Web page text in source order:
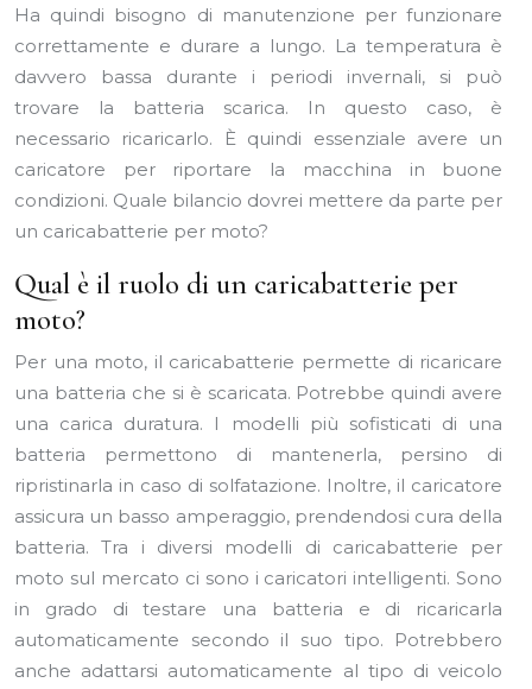
Ha quindi bisogno di manutenzione per funzionare
correttamente e durare a lungo. La temperatura è
davvero bassa durante i periodi invernali, si può
trovare la batteria scarica. In questo caso, è
necessario ricaricarlo. È quindi essenziale avere un
caricatore per riportare la macchina in buone
condizioni. Quale bilancio dovrei mettere da parte per
un caricabatterie per moto?
Qual è il ruolo di un caricabatterie per
moto?
Per una moto, il caricabatterie permette di ricaricare
una batteria che si è scaricata. Potrebbe quindi avere
una carica duratura. I modelli più sofisticati di una
batteria permettono di mantenerla, persino di
ripristinarla in caso di solfatazione. Inoltre, il caricatore
assicura un basso amperaggio, prendendosi cura della
batteria. Tra i diversi modelli di caricabatterie per
moto sul mercato ci sono i caricatori intelligenti. Sono
in grado di testare una batteria e di ricaricarla
automaticamente secondo il suo tipo. Potrebbero
anche adattarsi automaticamente al tipo di veicolo